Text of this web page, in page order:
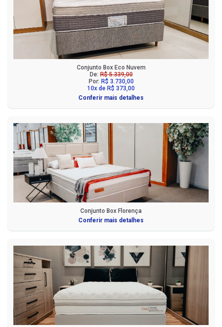
Conjunto Box Eco Nuvem
De:R$ 5.339,00
Por: R$ 3.730,00
10x de R$ 373,00
Conferir mais detalhes
Conjunto Box Florença
Conferir mais detalhes